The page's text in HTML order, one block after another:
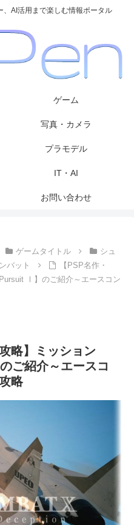
AI活用まで楽しむ情報ポータル
ゲーム
写真・カメラ
プラモデル
IT・AI
お問い合わせ
ゲームタイトル
シュ
バット
【PSP名作・
Ⅰ】のご紹介～エースコン
略】ミッション
ご紹介～エースコ
略